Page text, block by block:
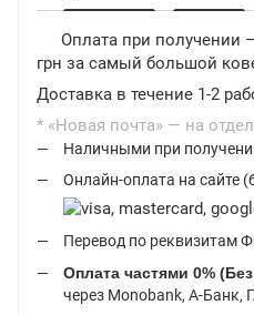
Оплата при получении
грн за самый большой
Доставка в течение 1-2
* «Новая почта» — на
Наличными при
Онлайн-оплата на сайте
Перевод по реквизитам
Оплата частями 0%
через Monobank, А-Банк,